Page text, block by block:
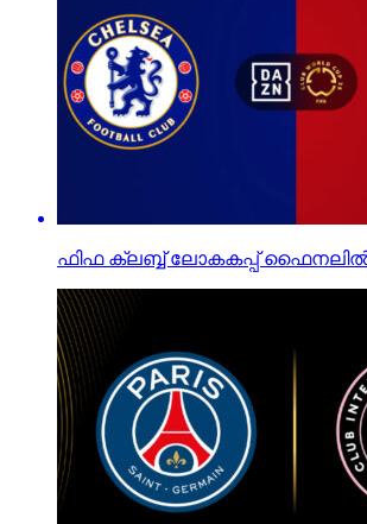
ഫിഫ ക്ലബ്ബ് ലോകകപ്പ് ഫൈനലില്‍